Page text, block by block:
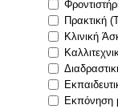
Πρακτική
Κλινική
Εκπόνηση